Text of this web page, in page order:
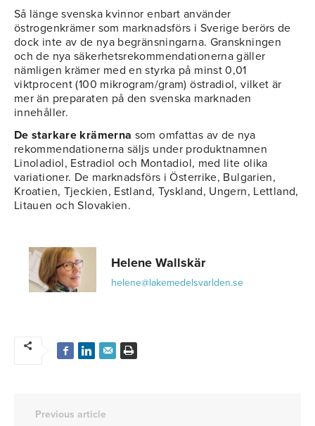
Så länge svenska kvinnor enbart använder
östrogenkrämer som marknadsförs i Sverige berörs de
dock inte av de nya begränsningarna. Granskningen
och de nya säkerhetsrekommendationerna gäller
nämligen krämer med en styrka på minst 0,01
viktprocent (100 mikrogram/gram) östradiol, vilket är
mer än preparaten på den svenska marknaden
innehåller.
De starkare krämerna som omfattas av de nya
rekommendationerna säljs under produktnamnen
Linoladiol, Estradiol och Montadiol, med lite olika
variationer. De marknadsförs i Österrike, Bulgarien,
Kroatien, Tjeckien, Estland, Tyskland, Ungern, Lettland,
Litauen och Slovakien.
Helene Wallskär
helene@lakemedelsvarlden.se
Previous article